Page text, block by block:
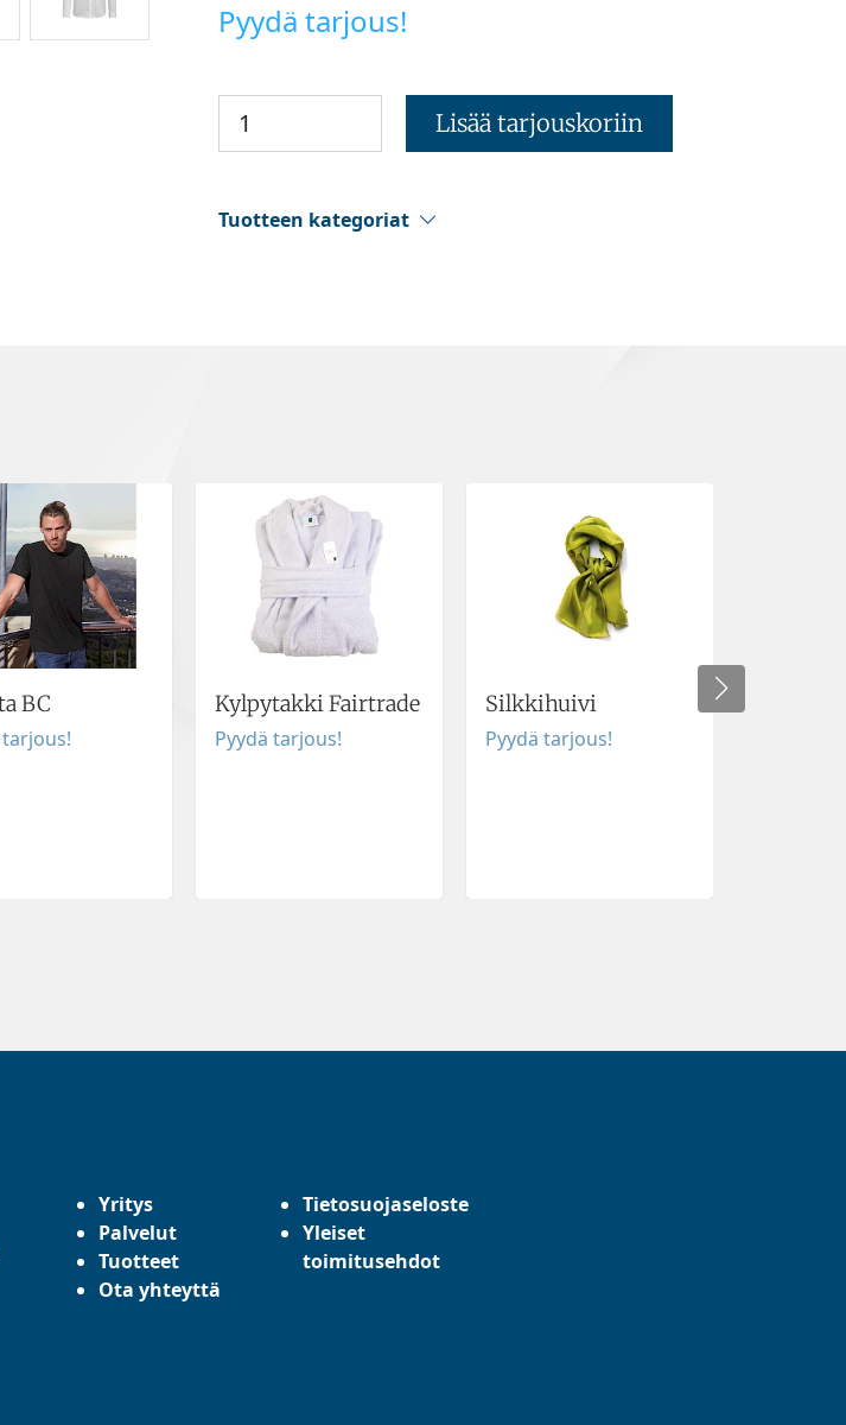
Pyydä tarjous!
Lisää tarjouskoriin
Tuotteen kategoriat
BC Kylpytakki Fairtrade
Pyydä tarjous!
Silkkihuivi
Pyydä tarjous!
Yritys
Palvelut
Tuotteet
Ota yhteyttä
Tietosuojaseloste
Yleiset
toimitusehdot